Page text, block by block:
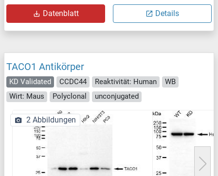
Datenblatt Details
TACO1 Antikörper
KD Validated CCDC44 Reaktivität: Human
WB
Wirt: Maus
Polyclonal unconjugated
2 Abbildungen